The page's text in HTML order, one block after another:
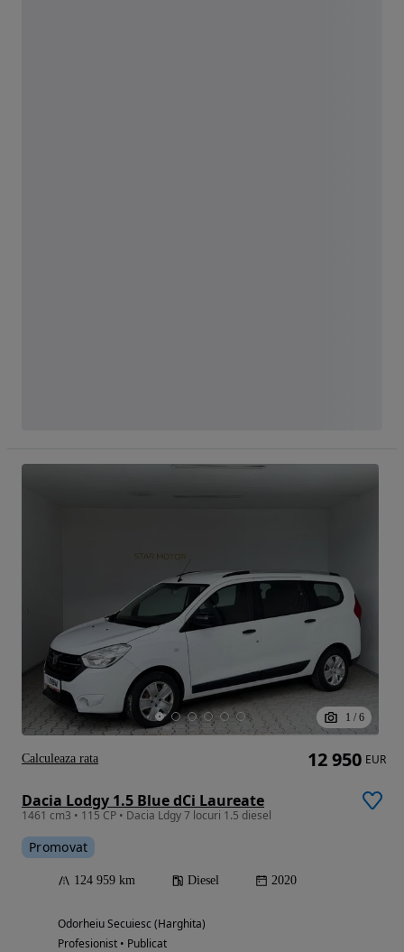
1 / 6
Dacia Lodgy 1.5 Blue dCi Laureate
1461 cm3 • 115 CP • Dacia Ldgy 7 locuri 1.5 diesel
Promovat
124 959 km Diesel 2020
Odorheiu Secuiesc (Harghita)
Profesionist • Publicat
12 950 EUR
Calculeaza rata